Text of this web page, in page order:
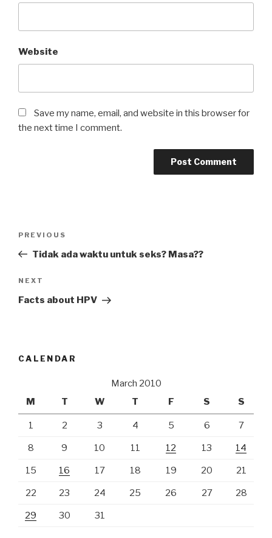
Website
Save my name, email, and website in this browser for
the next time I comment.
Previous
Post
PREVIOUS
Tidak ada waktu untuk seks? Masa??
Next
Post
NEXT
Facts about HPV
CALENDAR
March 2010
M
T W T F S S
1 2 3 4 5 6 7
8 9 10 11 12 13 14
15 16 17 18 19 20 21
22 23 24 25 26 27 28
29 30 31